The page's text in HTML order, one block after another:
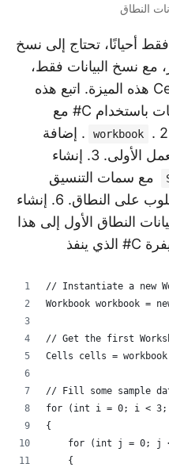
النطاق
أحيانًا، تحتاج إلى نسخ
مع نسخ البيانات فقط،
وليس التنسيق. تقدم أسبوز.Cells هذه الميزة. اتبع هذه
الخطوات لنسخ نطاق من البيانات باستخدام C# مع
workbook
. 2. إضافة
3. إنشاء
مع سمات التنسيق
المحددة. 5. تطبيق تنسيق الأسلوب على النطاق. 6. إنشاء
7. نسخ بيانات النطاق الأول إلى هذا
النطاق الثاني. إليك مقتطف شيفرة C# الذي ينفذ
// Instantiate a new
Workbook workbook =
// Get the first
Cells cells =
// Fill some sample
for (int i = 0; i <
for (int j = 0; j
    {